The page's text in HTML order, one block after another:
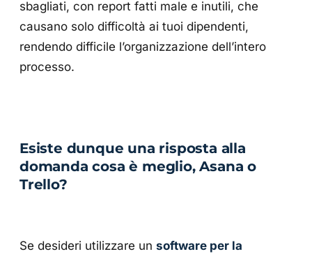
sbagliati, con report fatti male e inutili, che
causano solo difficoltà ai tuoi dipendenti,
rendendo difficile l’organizzazione dell’intero
processo.
Esiste dunque una risposta alla
domanda cosa è meglio, Asana o
Trello?
Se desideri utilizzare un software per la